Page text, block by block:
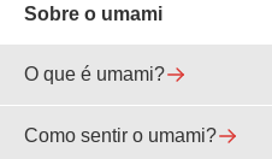
Sobre o umami
O que é umami?
Como sentir o umami?